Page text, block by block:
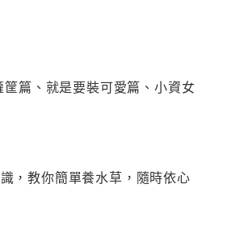
篇、就是要裝可愛篇、小資女
，教你簡單養水草，隨時依心